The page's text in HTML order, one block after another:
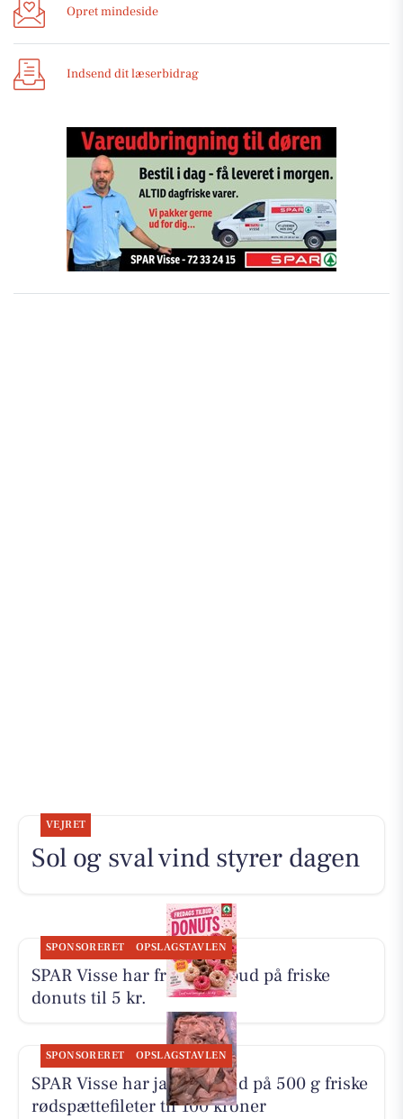
Opret mindeside
Indsend dit læserbidrag
VEJRET
Sol og sval vind styrer dagen
SPONSORERET OPSLAGSTAVLEN
SPAR Visse har fredagstilbud på friske
donuts til 5 kr.
SPONSORERET OPSLAGSTAVLEN
SPAR Visse har ja tak-tilbud på 500 g friske
rødspættefileter til 100 kroner